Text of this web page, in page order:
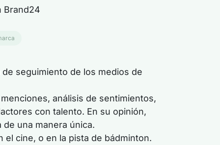
Brand24
seguimiento de los medios de
análisis de sentimientos,
con talento. En su opinión,
de una manera única.
cine, o en la pista de bádminton.